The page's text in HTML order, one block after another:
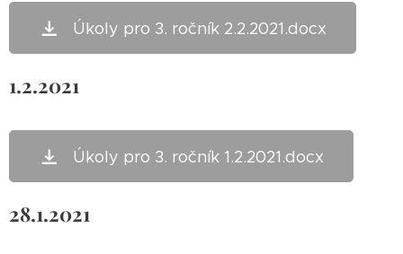
Úkoly pro 3. ročník 2.2.2021.docx
1.2.2021
Úkoly pro 3. ročník 1.2.2021.docx
28.1.2021